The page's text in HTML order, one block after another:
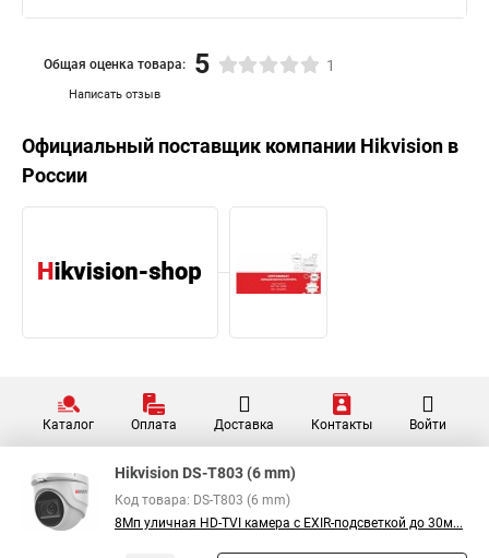
Написать отзыв
Общая оценка товара: 5 1
Официальный поставщик компании Hikvision в
России
Каталог Оплата Доставка Контакты Войти
Hikvision DS-T803 (6 mm)
Код товара: DS-T803 (6 mm)
8Мп уличная HD-TVI камера с EXIR-подсветкой до 30м...